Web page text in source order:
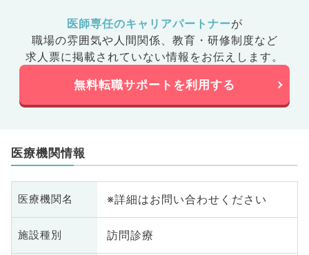
医師専任のキャリアパートナーが
職場の雰囲気や人間関係、 教育・研修制度など
求人票に掲載されていない情報をお伝えします。
無料転職サポートを利用する
医療機関情報
医療機関名 ※詳細はお問い合わせください
施設種別 訪問診療